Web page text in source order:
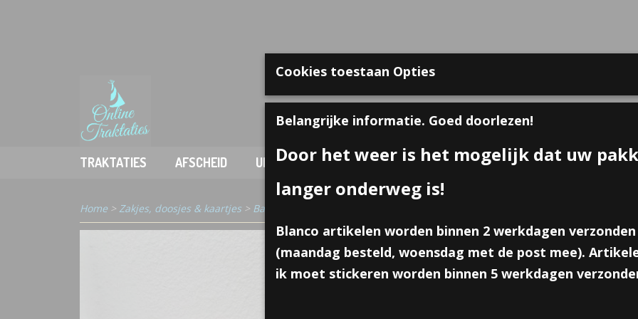
TRAKTATIES AFSCHEID UITDELEN GEBOORTE TRAKTATIES ZAKJES, DOOSJES &
Home > Zakjes, doosjes & kaartjes > Bakjes, doosjes & Plexi
plexiglas Wereldbol
€ 0,70 (inclusief btw 21%)
Cookies toestaan Opties
Belangrijke informatie. Goed doorlezen!
Door het weer is het mogelijk dat uw
langer onderweg is!
Blanco artikelen worden binnen 2 werkdagen verzonden
(maandag besteld, woensdag met de post mee).
ik moet stickeren worden binnen 5 werkdagen